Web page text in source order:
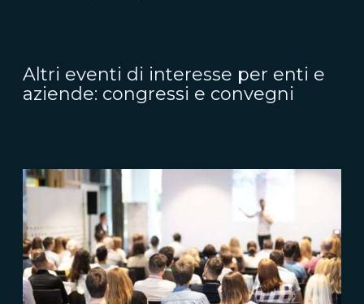
Altri eventi di interesse per enti e
aziende: congressi e convegni